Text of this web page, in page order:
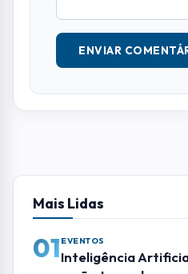
E-MAIL
COMENTÁRIO *